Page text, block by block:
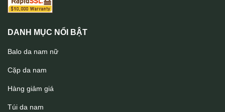
DANH MỤC NỔI BẬT
Balo da nam nữ
Cặp da nam
Hàng giảm giá
Túi da nam